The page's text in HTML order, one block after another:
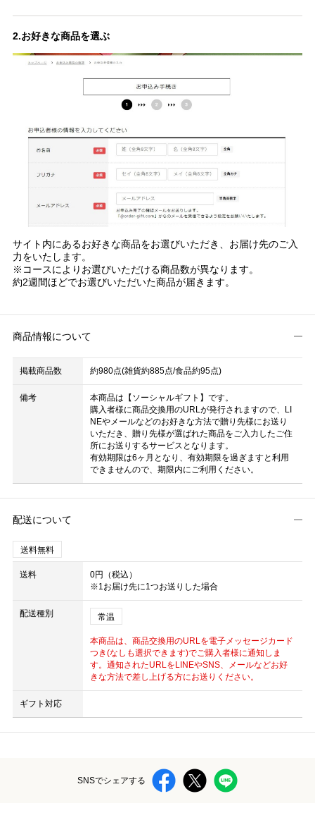
2.お好きな商品を選ぶ
サイト内にあるお好きな商品をお選びいただき、お届け先のご入
力をいたします。
※コースによりお選びいただける商品数が異なります。
約2週間ほどでお選びいただいた商品が届きます。
商品情報について
掲載商品数 約980点(雑貨約885点/食品約95点)
備考
本商品は【ソーシャルギフト】です。
購入者様に商品交換用のURLが発行されますので、LI
NEやメールなどのお好きな方法で贈り先様にお送り
いただき、贈り先様が選ばれた商品をご入力したご住
所にお送りするサービスとなります。
有効期限は6ヶ月となり、有効期限を過ぎますと利用
できませんので、期限内にご利用ください。
配送について
送料無料
送料
0円（税込）
※1お届け先に1つお送りした場合
配送種別 常温
本商品は、商品交換用のURLを電子メッセージカード
つき(なしも選択できます)でご購入者様に通知しま
す。通知されたURLをLINEやSNS、メールなどお好
きな方法で差し上げる方にお送りください。
ギフト対応
SNSでシェアする